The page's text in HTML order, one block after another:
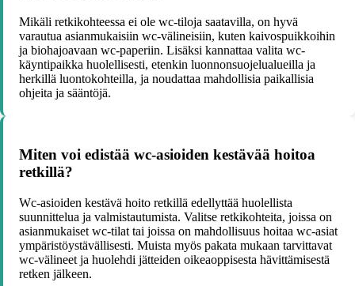
Mikäli retkikohteessa ei ole wc-tiloja saatavilla, on hyvä
varautua asianmukaisiin wc-välineisiin, kuten kaivospuikkoihin
ja biohajoavaan wc-paperiin. Lisäksi kannattaa valita wc-
käyntipaikka huolellisesti, etenkin luonnonsuojelualueilla ja
herkillä luontokohteilla, ja noudattaa mahdollisia paikallisia
ohjeita ja sääntöjä.
Miten voi edistää wc-asioiden kestävää hoitoa
retkillä?
Wc-asioiden kestävä hoito retkillä edellyttää huolellista
suunnittelua ja valmistautumista. Valitse retkikohteita, joissa on
asianmukaiset wc-tilat tai joissa on mahdollisuus hoitaa wc-asiat
ympäristöystävällisesti. Muista myös pakata mukaan tarvittavat
wc-välineet ja huolehdi jätteiden oikeaoppisesta hävittämisestä
retken jälkeen.